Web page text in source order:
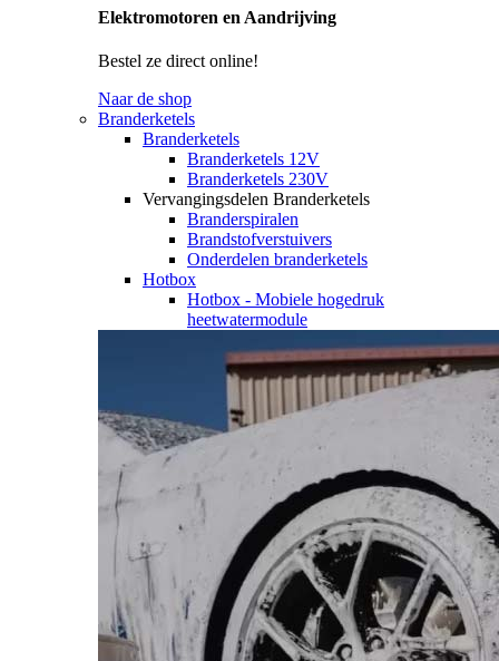
Elektromotoren en Aandrijving
Bestel ze direct online!
Naar de shop
Branderketels
Branderketels
Branderketels 12V
Branderketels 230V
Vervangingsdelen Branderketels
Branderspiralen
Brandstofverstuivers
Onderdelen branderketels
Hotbox
Hotbox - Mobiele hogedruk
heetwatermodule